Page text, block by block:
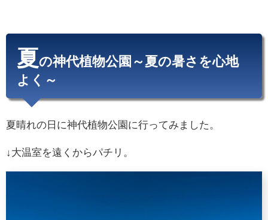
夏の神代植物公園～夏の暑さを心地
よく～
夏晴れの日に神代植物公園に行ってみました。
↓大温室を遠くからパチリ。